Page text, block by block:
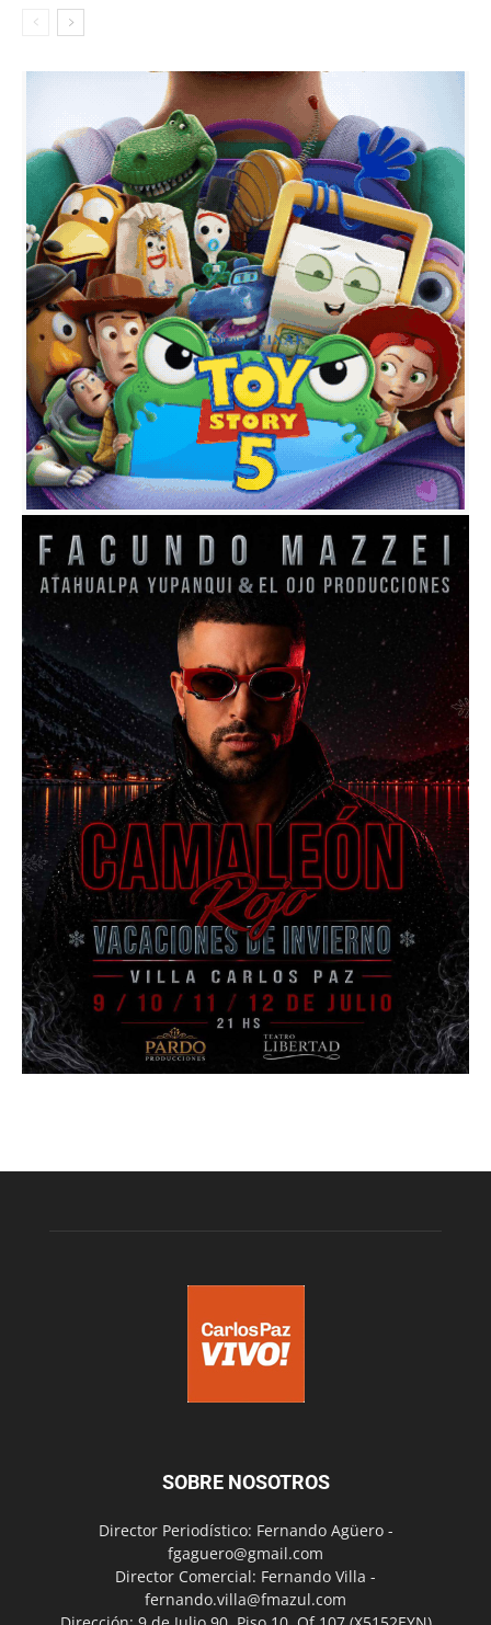
SOBRE NOSOTROS
Director Periodístico: Fernando Agüero -
fgaguero@gmail.com
Director Comercial: Fernando Villa -
fernando.villa@fmazul.com